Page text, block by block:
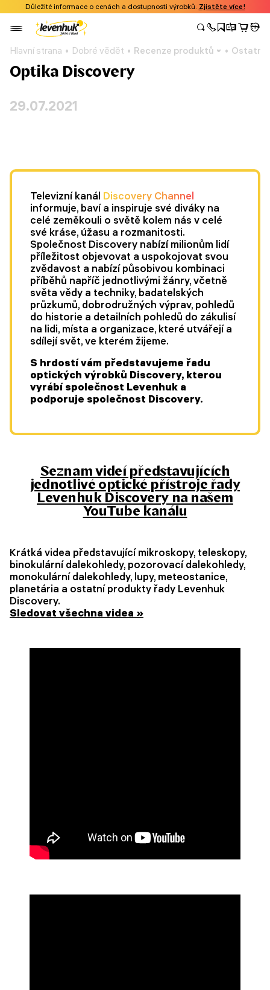
Důležité informace o cenách a dostupnosti výrobků. Zjistěte více!
Hlavní strana Dobré vědět Recenze produktů Ostatní
Optika Discovery
29.07.2021
Televizní kanál Discovery Channel
informuje, baví a inspiruje své diváky na
celé zeměkouli o světě kolem nás v celé
své kráse, úžasu a rozmanitosti.
Společnost Discovery nabízí milionům lidí
příležitost objevovat a uspokojovat svou
zvědavost a nabízí působivou kombinaci
příběhů napříč jednotlivými žánry, včetně
světa vědy a techniky, badatelských
průzkumů, dobrodružných výprav, pohledů
do historie a detailních pohledů do zákulisí
na lidi, místa a organizace, které utvářejí a
sdílejí svět, ve kterém žijeme.
S hrdostí vám představujeme řadu
optických výrobků Discovery, kterou
vyrábí společnost Levenhuk a
podporuje společnost Discovery.
Seznam videí představujících
jednotlivé optické přístroje řady
Levenhuk Discovery na našem
YouTube kanálu
Krátká videa představující mikroskopy, teleskopy,
binokulární dalekohledy, pozorovací dalekohledy,
monokulární dalekohledy, lupy, meteostanice,
planetária a ostatní produkty řady Levenhuk
Discovery.
Sledovat všechna videa »